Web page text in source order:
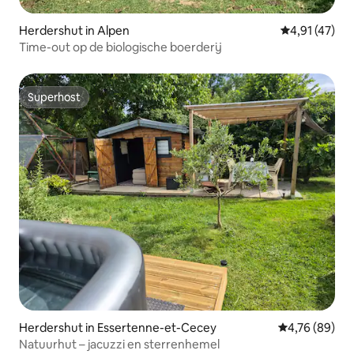
Herdershut in Alpen Gemiddelde
4,91 (47)
Time-out op de biologische boerderij
Superhost
Superhost
Herdershut in Essertenne-et-Cecey Gemiddelde
4,76 (89)
Natuurhut – jacuzzi en sterrenhemel